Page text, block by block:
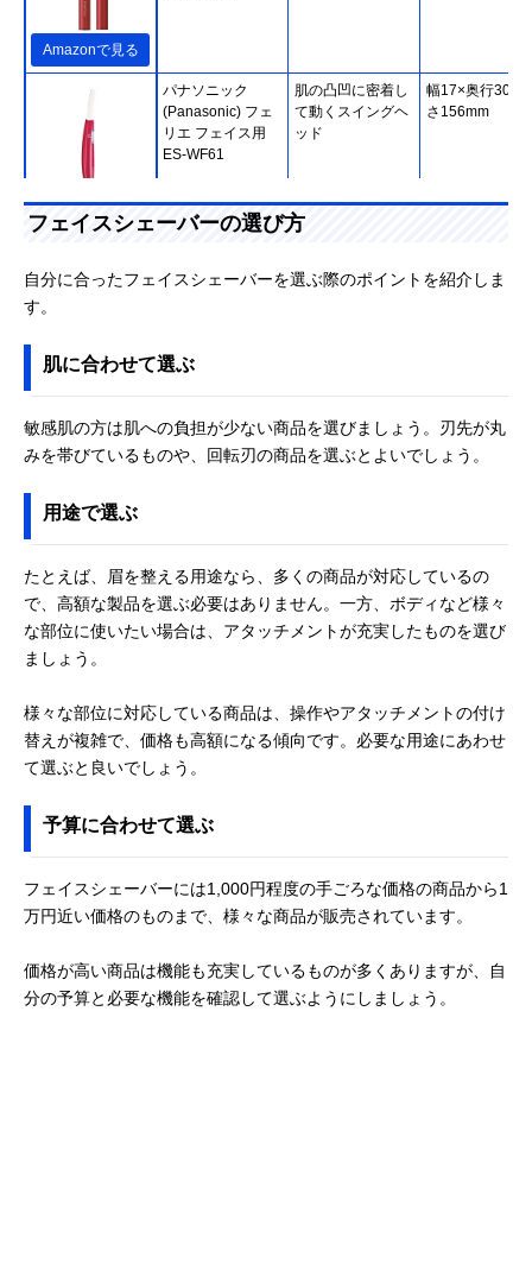
Amazonで見る
Amazonで見る
パナソニック
(Panasonic) フェ
リエ フェイス用
ES-WF61
肌の凸凹に密着し
て動くスイングヘ
ッド
幅17×奥行30×高
さ156mm
イドロシルク フェ
けで簡単に顔剃り
Amazonで見る
テスコム(Tescom)
フェイス＆ボディ
シェーバー
お風呂剃り、丸ご
と水洗いに対応し
た防水設計
幅28×奥行29×高
タリー刃キャッ
楽天市場で見る
装着時）
Amazonで見る
(Panasonic) マユ
便利なスティック
幅16×奥行14×高
さ140mm（マユ
Amazonで見る
WAHL(ウォール)
パーソナルトリマ
ー WP2307
3種類のヘッドで
全身のお手入れが
幅28×奥行28×高
さ165mm
(LOZENSTAR) メ
ンズフェイスシェ
Amazonで見る
コイズミ(Koizumi)
フェイス＆マユシ
顔のウブ毛剃りと
眉のスタイリング
幅19×奥行16×高
さ145mm（フェ
Amazonで見る
パナソニック
(Panasonic) ファ
生えはじめのヒゲ
やボサボサ眉のお
幅120×奥行37×
さ207mm（シェ
フェイスシェーバーの選び方
自分に合ったフェイスシェーバーを選ぶ際のポイントを紹介しま
す。
肌に合わせて選ぶ
敏感肌の方は肌への負担が少ない商品を選びましょう。刃先が丸
みを帯びているものや、回転刃の商品を選ぶとよいでしょう。
用途で選ぶ
たとえば、眉を整える用途なら、多くの商品が対応しているの
で、高額な製品を選ぶ必要はありません。一方、ボディなど様々
な部位に使いたい場合は、アタッチメントが充実したものを選び
ましょう。
様々な部位に対応している商品は、操作やアタッチメントの付け
替えが複雑で、価格も高額になる傾向です。必要な用途にあわせ
て選ぶと良いでしょう。
予算に合わせて選ぶ
フェイスシェーバーには1,000円程度の手ごろな価格の商品から1
万円近い価格のものまで、様々な商品が販売されています。
価格が高い商品は機能も充実しているものが多くありますが、自
分の予算と必要な機能を確認して選ぶようにしましょう。